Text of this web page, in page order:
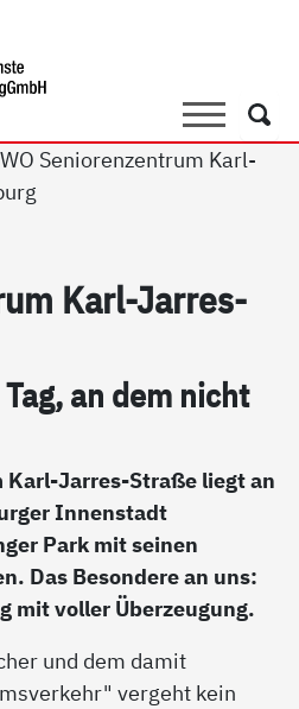
SucheSuche
Karl-Jar­res-
an dem nicht
Karl-Jarres-Straße liegt an
Innenstadt
Park mit seinen
Das Besondere an uns:
mit voller Überzeugung.
und dem damit
vergeht kein